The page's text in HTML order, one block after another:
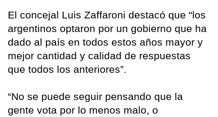
El concejal Luis Zaffaroni destacó que “los
argentinos optaron por un gobierno que ha
dado al país en todos estos años mayor y
mejor cantidad y calidad de respuestas
que todos los anteriores”.
“No se puede seguir pensando que la
gente vota por lo menos malo, o